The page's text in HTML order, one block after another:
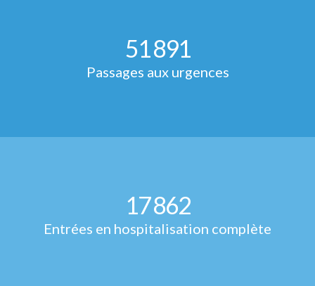
51891
Passages aux urgences
17862
Entrées en hospitalisation complète